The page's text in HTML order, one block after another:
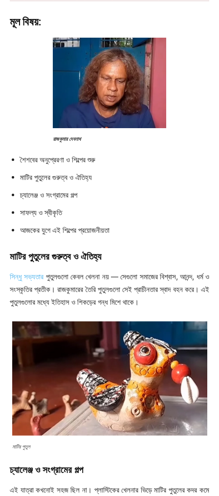
মূল বিষয়:
রাজকুমার দেবনাথ
শৈশবের অনুপ্রেরণা ও শিল্পের শুরু
মাটির পুতুলের গুরুত্ব ও ঐতিহ্য
চ্যালেঞ্জ ও সংগ্রামের গল্প
সাফল্য ও স্বীকৃতি
আজকের যুগে এই শিল্পের প্রয়োজনীয়তা
মাটির পুতুলের গুরুত্ব ও ঐতিহ্য
সিন্ধু সভ্যতার পুতুলগুলো কেবল খেলনা নয় — সেগুলো সমাজের বিশ্বাস, আনন্দ, ধর্ম ও
সংস্কৃতির প্রতীক। রাজকুমারের তৈরি পুতুলগুলো সেই প্রাচীনতার স্বাদ বহন করে। এই
পুতুলগুলোর মধ্যে ইতিহাস ও শিকড়ের গন্ধ মিশে থাকে।
মাটির পুতুল
চ্যালেঞ্জ ও সংগ্রামের গল্প
এই যাত্রা কখনোই সহজ ছিল না। প্লাস্টিকের খেলনার ভিড়ে মাটির পুতুলের কদর কমে